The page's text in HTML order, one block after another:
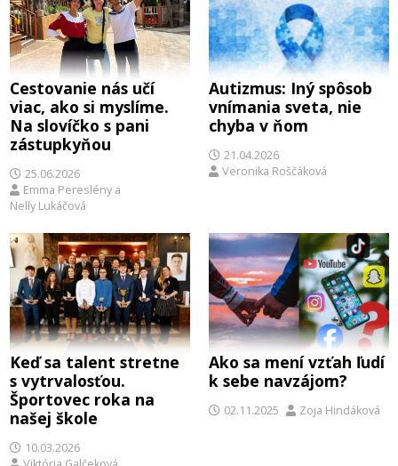
Cestovanie nás učí
viac, ako si myslíme.
Na slovíčko s pani
zástupkyňou
25.06.2026
Emma Pereslénya
Nelly Lukáčová
Autizmus: Iný spôsob
vnímania sveta, nie
chyba v ňom
21.04.2026
Veronika Roščáková
Keď sa talent stretne
s vytrvalosťou.
Športovec roka na
našej škole
10.03.2026
Ako sa mení vzťah ľudí
k sebe navzájom?
02.11.2025 Zoja Hindáková